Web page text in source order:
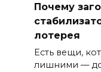
Почему
лотерея
Есть вещи,
лишними — до